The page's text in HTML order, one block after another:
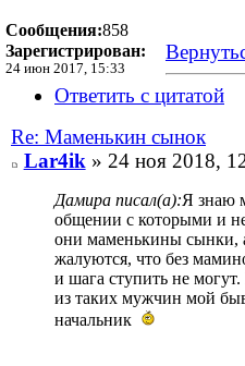
Сообщения:858
Зарегистрирован:
24 июн 2017, 15:33
Ответить с цитатой
Re: Маменькин сынок
Lar4ik» 24 ноя 2018,
Дамира писал(а):Я знаю
общении с которыми и
они маменькины сынки,
жалуются, что без
и шага ступить не
из таких мужчин мой
начальник